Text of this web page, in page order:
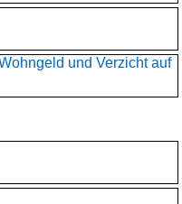
und Verzicht auf